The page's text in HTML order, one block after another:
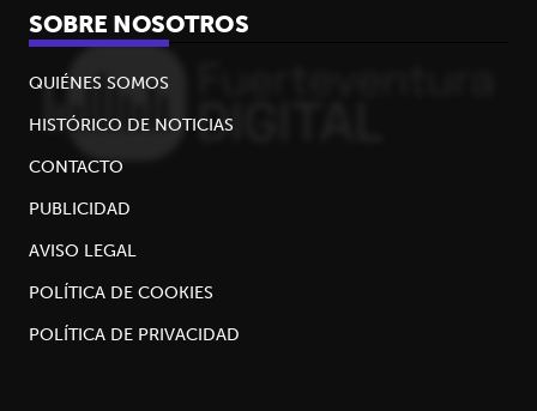
SOBRE NOSOTROS
QUIÉNES SOMOS
HISTÓRICO DE NOTICIAS
CONTACTO
PUBLICIDAD
AVISO LEGAL
POLÍTICA DE COOKIES
POLÍTICA DE PRIVACIDAD